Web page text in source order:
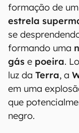
formação de um
estrela
se
formando uma
gás e poeira.
luz da Terra, a
em uma
que
negro.